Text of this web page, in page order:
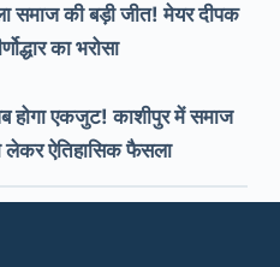
समाज की बड़ी जीत! मेयर दीपक
का भरोसा
होगा एकजुट! काशीपुर में समाज
लेकर ऐतिहासिक फैसला